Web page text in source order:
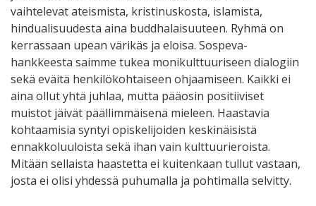
vaihtelevat ateismista, kristinuskosta, islamista,
hindualisuudesta aina buddhalaisuuteen. Ryhmä on
kerrassaan upean värikäs ja eloisa. Sospeva-
hankkeesta saimme tukea monikulttuuriseen dialogiin
sekä eväitä henkilökohtaiseen ohjaamiseen. Kaikki ei
aina ollut yhtä juhlaa, mutta pääosin positiiviset
muistot jäivät päällimmäisenä mieleen. Haastavia
kohtaamisia syntyi opiskelijoiden keskinäisistä
ennakkoluuloista sekä ihan vain kulttuurieroista.
Mitään sellaista haastetta ei kuitenkaan tullut vastaan,
josta ei olisi yhdessä puhumalla ja pohtimalla selvitty.